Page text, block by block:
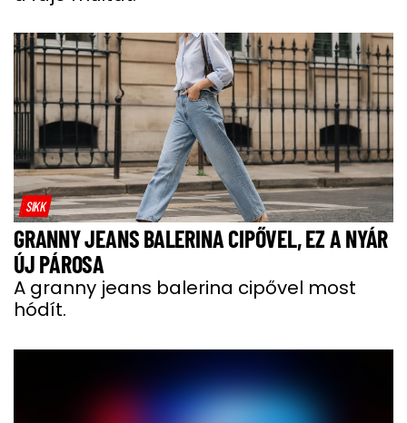
SIKK
GRANNY JEANS BALERINA CIPŐVEL, EZ A NYÁR
ÚJ PÁROSA
A granny jeans balerina cipővel most
hódít.